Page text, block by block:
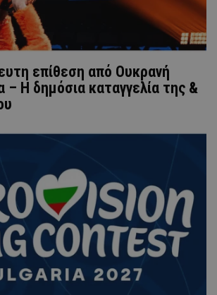
επίθεση από Ουκρανή
– Η δημόσια καταγγελία της &